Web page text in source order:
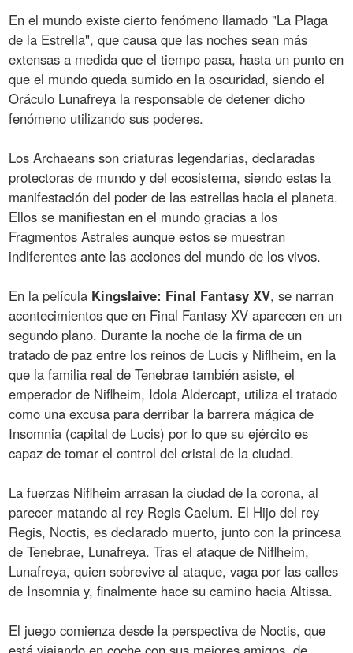
En el mundo existe cierto fenómeno llamado "La Plaga
de la Estrella", que causa que las noches sean más
extensas a medida que el tiempo pasa, hasta un punto en
que el mundo queda sumido en la oscuridad, siendo el
Oráculo Lunafreya la responsable de detener dicho
fenómeno utilizando sus poderes.
Los Archaeans son criaturas legendarias, declaradas
protectoras de mundo y del ecosistema, siendo estas la
manifestación del poder de las estrellas hacia el planeta.
Ellos se manifiestan en el mundo gracias a los
Fragmentos Astrales aunque estos se muestran
indiferentes ante las acciones del mundo de los vivos.
En la película Kingslaive: Final Fantasy XV, se narran
acontecimientos que en Final Fantasy XV aparecen en un
segundo plano. Durante la noche de la firma de un
tratado de paz entre los reinos de Lucis y Niflheim, en la
que la familia real de Tenebrae también asiste, el
emperador de Niflheim, Idola Aldercapt, utiliza el tratado
como una excusa para derribar la barrera mágica de
Insomnia (capital de Lucis) por lo que su ejército es
capaz de tomar el control del cristal de la ciudad.
La fuerzas Niflheim arrasan la ciudad de la corona, al
parecer matando al rey Regis Caelum. El Hijo del rey
Regis, Noctis, es declarado muerto, junto con la princesa
de Tenebrae, Lunafreya. Tras el ataque de Niflheim,
Lunafreya, quien sobrevive al ataque, vaga por las calles
de Insomnia y, finalmente hace su camino hacia Altissa.
El juego comienza desde la perspectiva de Noctis, que